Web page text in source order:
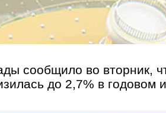
сообщило во вторник,
до 2,7% в годовом